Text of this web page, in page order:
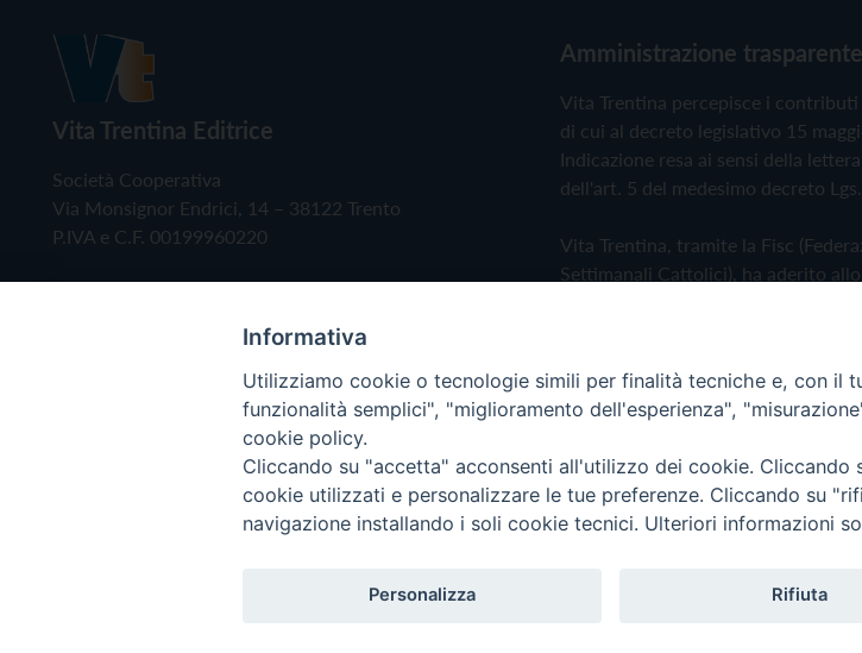
Vita Trentina Editrice
Società Cooperativa
Via Monsignor Endrici, 14 – 38122 Trento
P.IVA e C.F. 00199960220
Amministrazione trasparente
Vita Trentina percepisce i
di cui al decreto legislativo 15
Indicazione resa ai sensi della
dell'art. 5 del medesimo decreto Lgs.
Vita Trentina, tramite la Fisc
Settimanali Cattolici), ha aderito
Privacy Policy Cookie Policy
Copyright © 2019 - Tutti i diritti riservati - Vita Trentina Editrice
Informativa
Utilizziamo cookie o tecnologie simili per finalità tecniche e, con il
funzionalità semplici", "miglioramento dell'esperienza",
cookie policy.
Cliccando su "accetta" acconsenti all'utilizzo dei cookie.
cookie utilizzati e personalizzare le tue preferenze. Cliccando su
navigazione installando i soli cookie tecnici. Ulteriori informazioni
Personalizza Rifiuta